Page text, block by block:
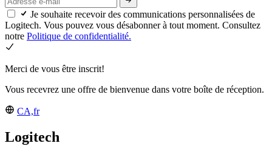
Je souhaite recevoir des communications personnalisées de
Logitech. Vous pouvez vous désabonner à tout moment. Consultez
notre Politique de confidentialité.
Merci de vous être inscrit!
Vous recevrez une offre de bienvenue dans votre boîte de réception.
CA,fr
Logitech